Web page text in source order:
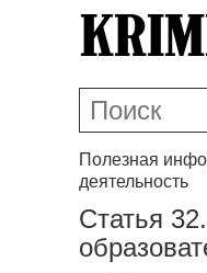
Полезная
деятельность
Статья